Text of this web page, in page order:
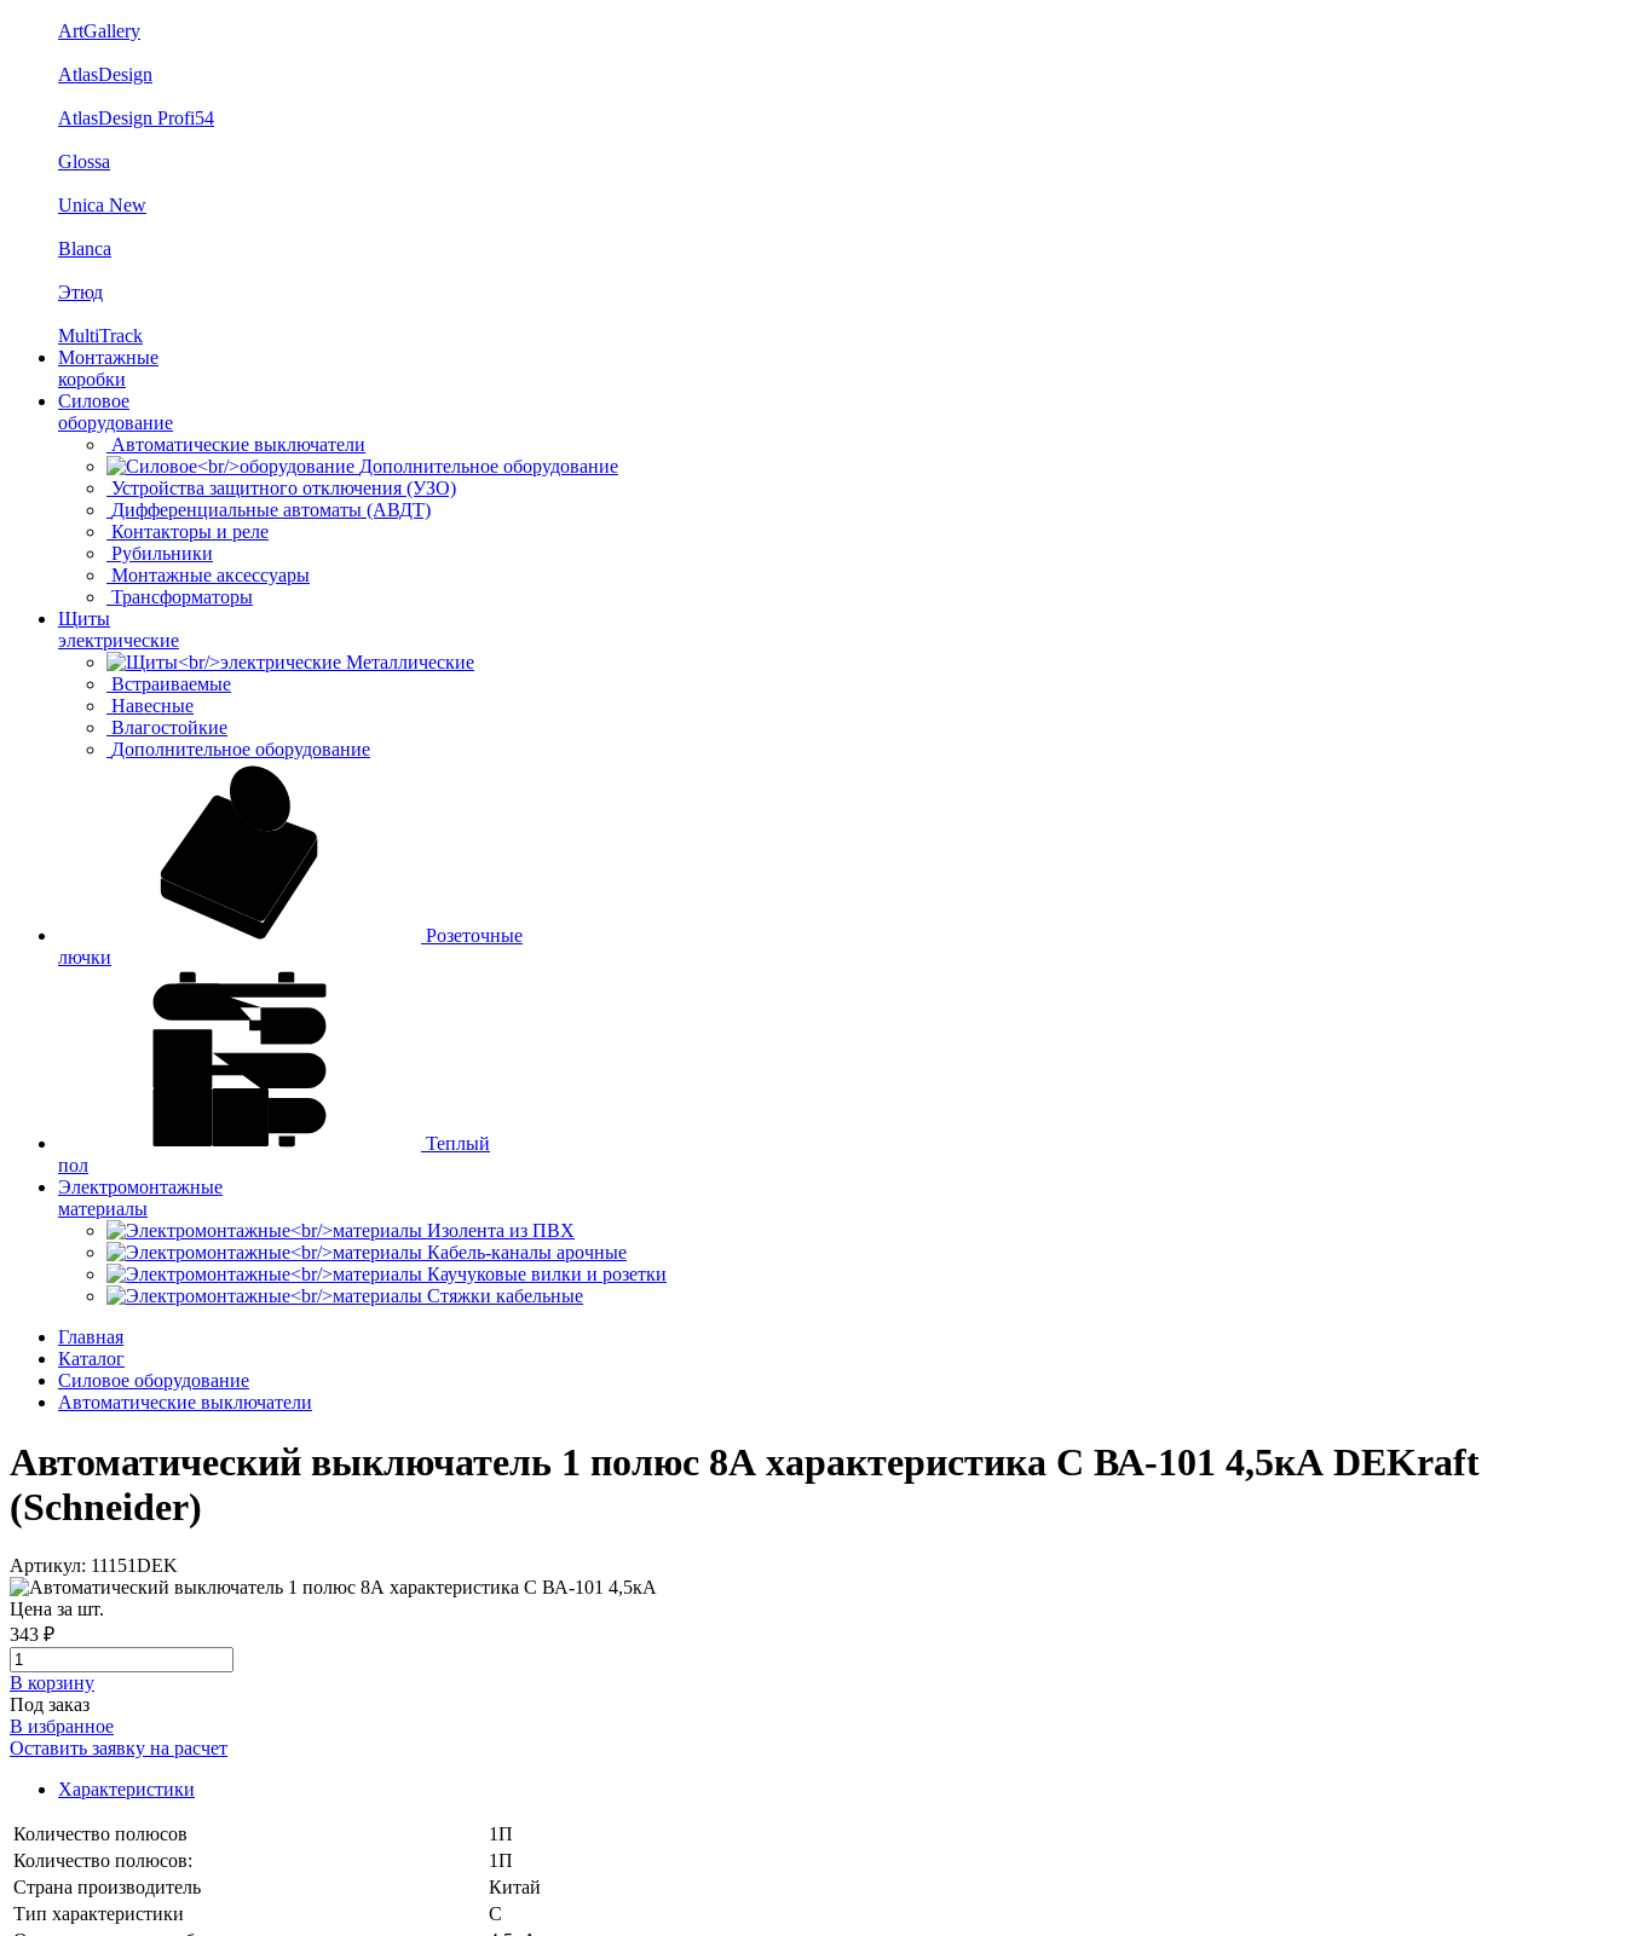
ArtGallery
AtlasDesign
AtlasDesign Profi54
Glossa
Unica New
Blanca
Этюд
MultiTrack
Монтажные
коробки
Силовое
оборудование
Автоматические выключатели
Дополнительное оборудование
Устройства защитного отключения (УЗО)
Дифференциальные автоматы (АВДТ)
Контакторы и реле
Рубильники
Монтажные аксессуары
Трансформаторы
Щиты
электрические
Металлические
Встраиваемые
Навесные
Влагостойкие
Дополнительное оборудование
Розеточные
лючки
Теплый
пол
Электромонтажные
материалы
Изолента из ПВХ
Кабель-каналы арочные
Каучуковые вилки и розетки
Стяжки кабельные
Главная
Каталог
Силовое оборудование
Автоматические выключатели
Автоматический выключатель 1 полюс 8А характеристика C ВА-101 4,5кА DEKraft
(Schneider)
Артикул: 11151DEK
Цена за шт.
343 ₽
В корзинy
Под заказ
В избранное
Оставить заявку на расчет
Характеристики
Количество полюсов
1П
Количество полюсов:
1П
Страна производитель
Китай
Тип характеристики
C